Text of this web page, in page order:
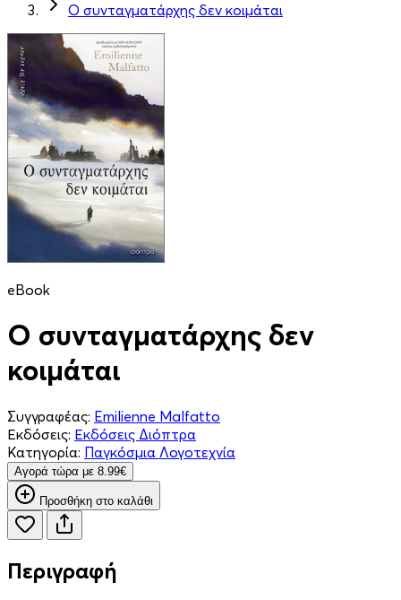
Ο συνταγματάρχης δεν κοιμάται
eBook
Ο συνταγματάρχης δεν
κοιμάται
Συγγραφέας: Emilienne Malfatto
Εκδόσεις: Εκδόσεις Διόπτρα
Κατηγορία: Παγκόσμια Λογοτεχνία
Aγορά τώρα με 8.99€
Προσθήκη στο καλάθι
Περιγραφή